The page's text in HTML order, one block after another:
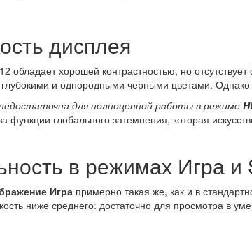
дисплея
обладает хорошей контрастностью, но
и однородными черными цветами.
для полноценной работы в режиме
глобального затемнения, которая
в режимах Игра и
Игра примерно такая же, как и в
ниже среднего: достаточно для просмотра в